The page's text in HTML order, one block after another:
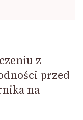
z
przed
na